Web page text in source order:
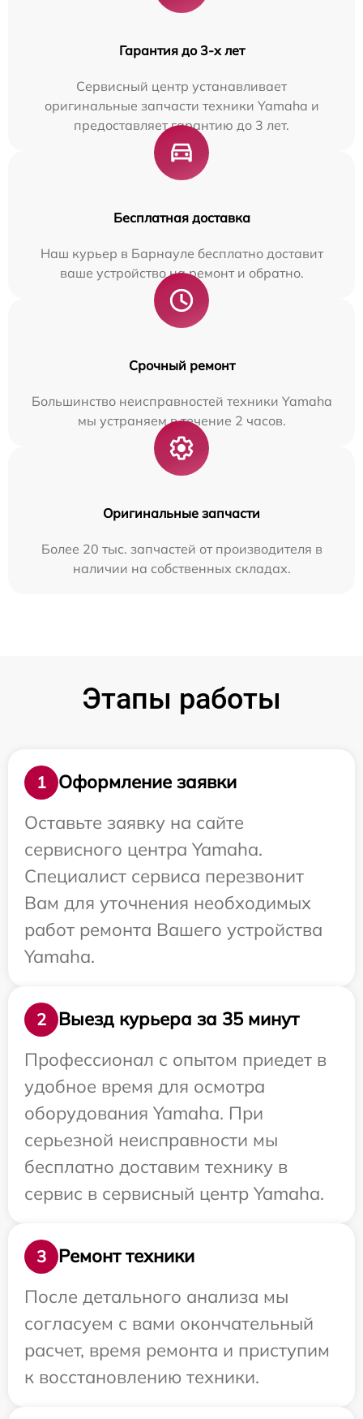
Гарантия до 3-х лет
Сервисный центр устанавливает
оригинальные запчасти техники Yamaha и
предоставляет гарантию до 3 лет.
Бесплатная доставка
Наш курьер в Барнауле бесплатно доставит
ваше устройство на ремонт и обратно.
Срочный ремонт
Большинство неисправностей техники Yamaha
мы устраняем в течение 2 часов.
Оригинальные запчасти
Более 20 тыс. запчастей от производителя в
наличии на собственных складах.
Этапы работы
1
Оформление заявки
Оставьте заявку на сайте
сервисного центра Yamaha.
Специалист сервиса перезвонит
Вам для уточнения необходимых
работ ремонта Вашего устройства
Yamaha.
2
Выезд курьера за 35 минут
Профессионал с опытом приедет в
удобное время для осмотра
оборудования Yamaha. При
серьезной неисправности мы
бесплатно доставим технику в
сервис в сервисный центр Yamaha.
3
Ремонт техники
После детального анализа мы
согласуем с вами окончательный
расчет, время ремонта и приступим
к восстановлению техники.